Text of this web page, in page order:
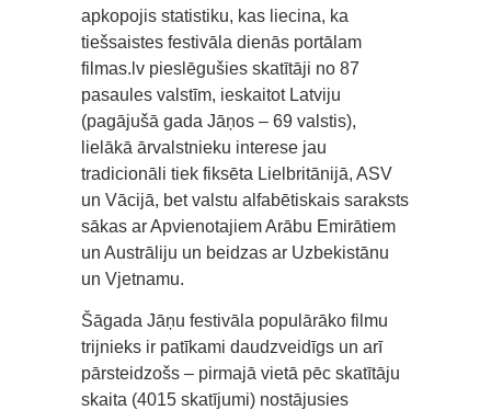
apkopojis statistiku, kas liecina, ka
tiešsaistes festivāla dienās portālam
filmas.lv pieslēgušies skatītāji no 87
pasaules valstīm, ieskaitot Latviju
(pagājušā gada Jāņos – 69 valstis),
lielākā ārvalstnieku interese jau
tradicionāli tiek fiksēta Lielbritānijā, ASV
un Vācijā, bet valstu alfabētiskais saraksts
sākas ar Apvienotajiem Arābu Emirātiem
un Austrāliju un beidzas ar Uzbekistānu
un Vjetnamu.
Šāgada Jāņu festivāla populārāko filmu
trijnieks ir patīkami daudzveidīgs un arī
pārsteidzošs – pirmajā vietā pēc skatītāju
skaita (4015 skatījumi) nostājusies